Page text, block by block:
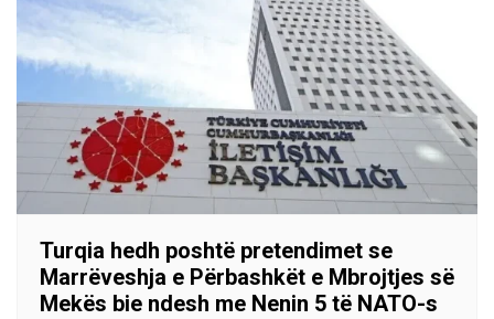
Turqia hedh poshtë pretendimet se
Marrëveshja e Përbashkët e Mbrojtjes së
Mekës bie ndesh me Nenin 5 të NATO-s